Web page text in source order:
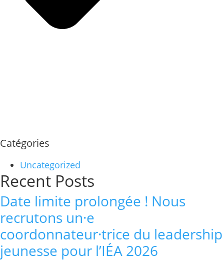
Catégories
Uncategorized
Recent Posts
Date limite prolongée ! Nous
recrutons un·e
coordonnateur·trice du leadership
jeunesse pour l’IÉA 2026